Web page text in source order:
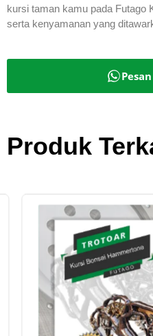
kursi taman kamu pada Futago
serta kenyamanan yang
Produk